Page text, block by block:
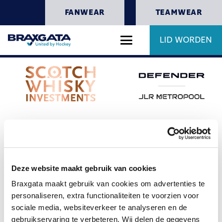
Deze website maakt gebruik van cookies
Braxgata maakt gebruik van cookies om advertenties te
personaliseren, extra functionaliteiten te voorzien voor
sociale media, websiteverkeer te analyseren en de
gebruikservaring te verbeteren. Wij delen de gegevens
FANWEAR TEAMWEAR
LID WORDEN